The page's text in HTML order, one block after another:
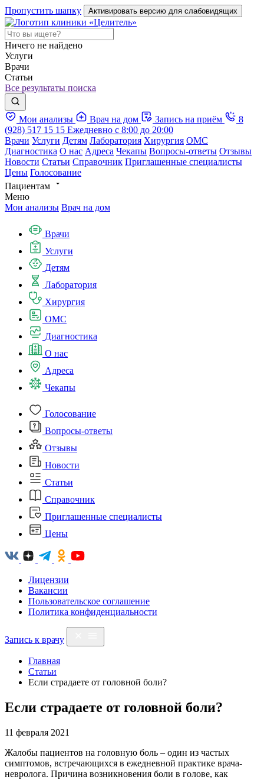
Пропустить шапку Активировать версию для слабовидящих
Ничего не найдено
Услуги
Врачи
Статьи
Все результаты поиска
Мои анализы Врач на дом Запись на приём
8
(928) 517 15 15 Ежедневно с 8:00 до 20:00
Врачи Услуги Детям Лаборатория Хирургия ОМС
Диагностика О нас Адреса Чекапы Вопросы-ответы Отзывы
Новости Статьи Справочник Приглашенные специалисты
Цены Голосование
Пациентам
Меню
Мои анализы Врач на дом
Врачи
Услуги
Детям
Лаборатория
Хирургия
ОМС
Диагностика
О нас
Адреса
Чекапы
Голосование
Вопросы-ответы
Отзывы
Новости
Статьи
Справочник
Приглашенные специалисты
Цены
Лицензии
Вакансии
Пользовательское соглашение
Политика конфиденциальности
Запись к врачу
Главная
Статьи
Если страдаете от головной боли?
Если страдаете от головной боли?
11 февраля 2021
Жалобы пациентов на головную боль – один из частых
симптомов, встречающихся в ежедневной практике врача-
невролога. Причина возникновения боли в голове, как